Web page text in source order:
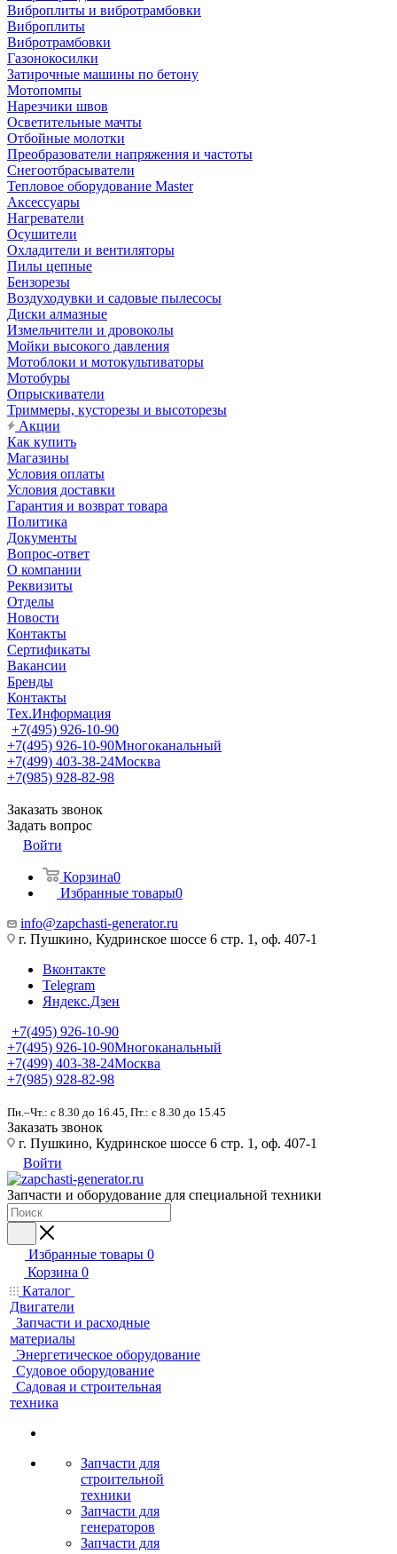
Виброплиты и вибротрамбовки
Виброплиты
Вибротрамбовки
Газонокосилки
Затирочные машины по бетону
Мотопомпы
Нарезчики швов
Осветительные мачты
Отбойные молотки
Преобразователи напряжения и частоты
Снегоотбрасыватели
Тепловое оборудование Master
Аксессуары
Нагреватели
Осушители
Охладители и вентиляторы
Пилы цепные
Бензорезы
Воздуходувки и садовые пылесосы
Диски алмазные
Измельчители и дровоколы
Мойки высокого давления
Мотоблоки и мотокультиваторы
Мотобуры
Опрыскиватели
Триммеры, кусторезы и высоторезы
Акции
Как купить
Магазины
Условия оплаты
Условия доставки
Гарантия и возврат товара
Политика
Документы
Вопрос-ответ
О компании
Реквизиты
Отделы
Новости
Контакты
Сертификаты
Вакансии
Бренды
Контакты
Тех.Информация
+7(495) 926-10-90
+7(495) 926-10-90Многоканальный
+7(499) 403-38-24Москва
+7(985) 928-82-98
Заказать звонок
Задать вопрос
Войти
Корзина0
Избранные товары0
info@zapchasti-generator.ru
г. Пушкино, Кудринское шоссе 6 стр. 1, оф. 407-1
Вконтакте
Telegram
Яндекс.Дзен
+7(495) 926-10-90
+7(495) 926-10-90Многоканальный
+7(499) 403-38-24Москва
+7(985) 928-82-98
Пн.–Чт.: с 8.30 до 16.45, Пт.: с 8.30 до 15.45
Заказать звонок
г. Пушкино, Кудринское шоссе 6 стр. 1, оф. 407-1
Войти
Запчасти и оборудование для специальной техники
Избранные товары 0
Корзина 0
Каталог
Двигатели
Запчасти и расходные
материалы
Энергетическое оборудование
Судовое оборудование
Садовая и строительная
техника
Запчасти для
строительной
техники
Запчасти для
генераторов
Запчасти для